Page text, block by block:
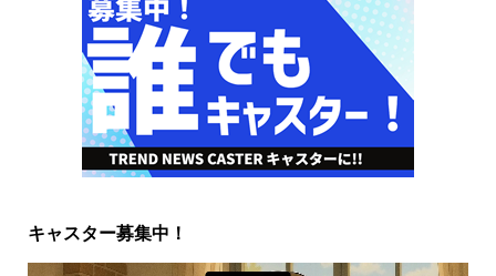
キャスター募集中！